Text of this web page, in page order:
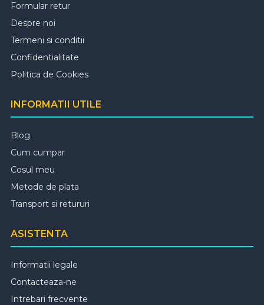
Formular retur
Despre noi
Termeni si conditii
Confidentialitate
Politica de Cookies
INFORMATII UTILE
Blog
Cum cumpar
Cosul meu
Metode de plata
Transport si retururi
ASISTENTA
Informatii legale
Contacteaza-ne
Intrebari frecvente